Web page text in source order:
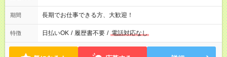
期間 長期でお仕事できる方、大歓迎！
特徴 日払いOK / 履歴書不要 / 電話対応なし